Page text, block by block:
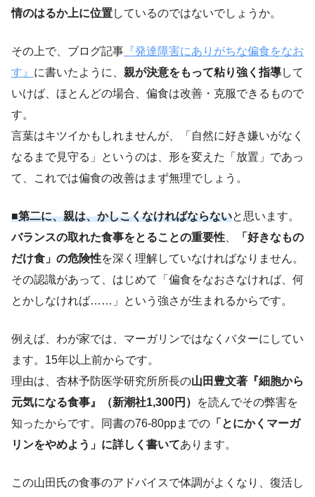
情のはるか上に位置しているのではないでしょうか。
その上で、ブログ記事 『発達障害にありがちな偏食をなお
す』 に書いたように、 親が決意をもって粘り強く指導して
いけば、ほとんどの場合、偏食は改善・克服できるもので
す。
言葉はキツイかもしれませんが、「自然に好き嫌いがなく
なるまで見守る」というのは、形を変えた「放置」であっ
て、これでは偏食の改善はまず無理でしょう。
■第二に、親は、かしこくなければならないと思います。
バランスの取れた食事をとることの重要性
「好きなもの
だけ食」の危険性を深く理解していなければなりません。
その認識があって、はじめて「偏食をなおさなければ、何
とかしなければ……」という強さが生まれるからです。
例えば、わが家では、マーガリンではなくバターにしてい
ます。15年以上前からです。
理由は、杏林予防医学研究所所長の山田豊文著『細胞から
元気になる食事』（新潮社1,300円）
を読んでその弊害を
知ったからです。同書の76-80ppまでの 「とにかくマーガ
リンをやめよう」に詳しく書いてあります。
この山田氏の食事のアドバイスで体調がよくなり、復活し